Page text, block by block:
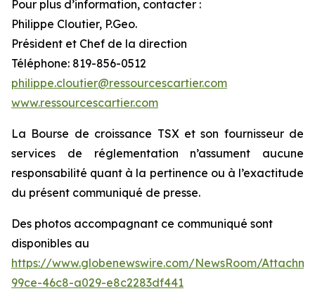
Pour plus d’information, contacter :
Philippe Cloutier, P.Geo.
Président et Chef de la direction
Téléphone: 819-856-0512
philippe.cloutier@ressourcescartier.com
www.ressourcescartier.com
La Bourse de croissance TSX et son fournisseur de
services de réglementation n’assument aucune
responsabilité quant à la pertinence ou à l’exactitude
du présent communiqué de presse.
Des photos accompagnant ce communiqué sont
disponibles au
https://www.globenewswire.com/NewsRoom/
99ce-46c8-a029-e8c2283df441